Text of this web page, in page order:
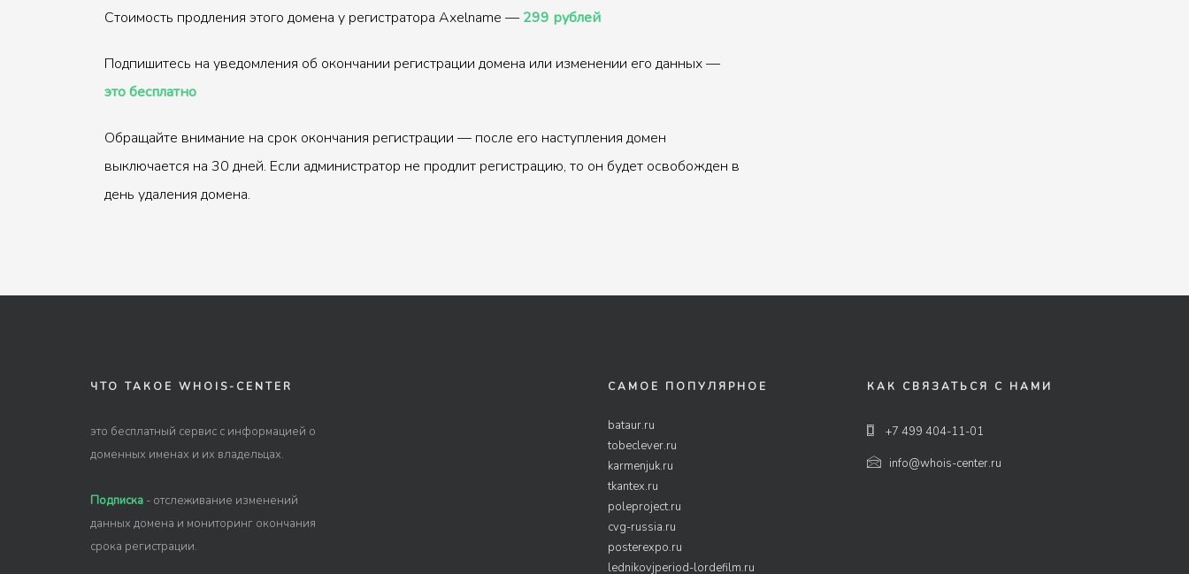
Стоимость продления этого домена у регистратора Axelname — 299 рублей
Подпишитесь на уведомления об окончании регистрации домена или изменении его данных —
это бесплатно
Обращайте внимание на срок окончания регистрации — после его наступления домен
выключается на 30 дней. Если администратор не продлит регистрацию, то он будет освобожден в
день удаления домена.
ЧТО ТАКОЕ WHOIS-CENTER
это бесплатный сервис с информацией о
доменных именах и их владельцах.
Подписка - отслеживание изменений
данных домена и мониторинг окончания
срока регистрации.
САМОЕ ПОПУЛЯРНОЕ
bataur.ru
tobeclever.ru
karmenjuk.ru
tkantex.ru
poleproject.ru
cvg-russia.ru
posterexpo.ru
lednikovjperiod-lordefilm.ru
КАК СВЯЗАТЬСЯ С НАМИ
+7 499 404-11-01
info@whois-center.ru